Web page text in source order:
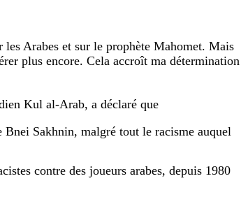
les Arabes et sur le prophète Mahomet. Mais
plus encore. Cela accroît ma détermination
Kul al-Arab, a déclaré que
Bnei Sakhnin, malgré tout le racisme auquel
contre des joueurs arabes, depuis 1980